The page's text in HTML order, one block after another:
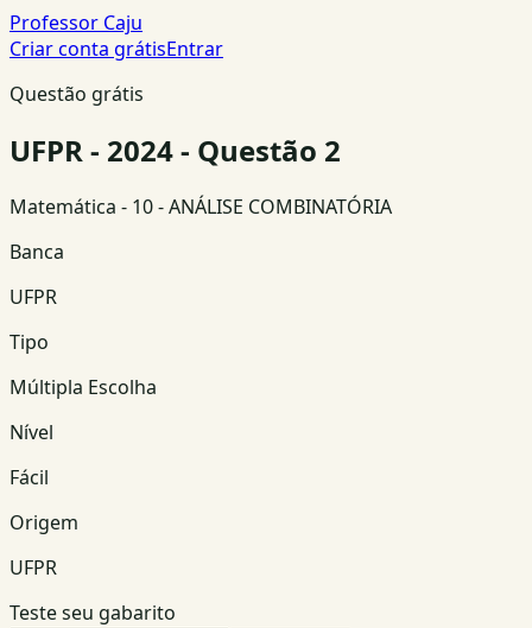
Professor Caju
Criar conta grátisEntrar
Questão grátis
UFPR - 2024 - Questão 2
Matemática - 10 - ANÁLISE COMBINATÓRIA
Banca
UFPR
Tipo
Múltipla Escolha
Nível
Fácil
Origem
UFPR
Teste seu gabarito